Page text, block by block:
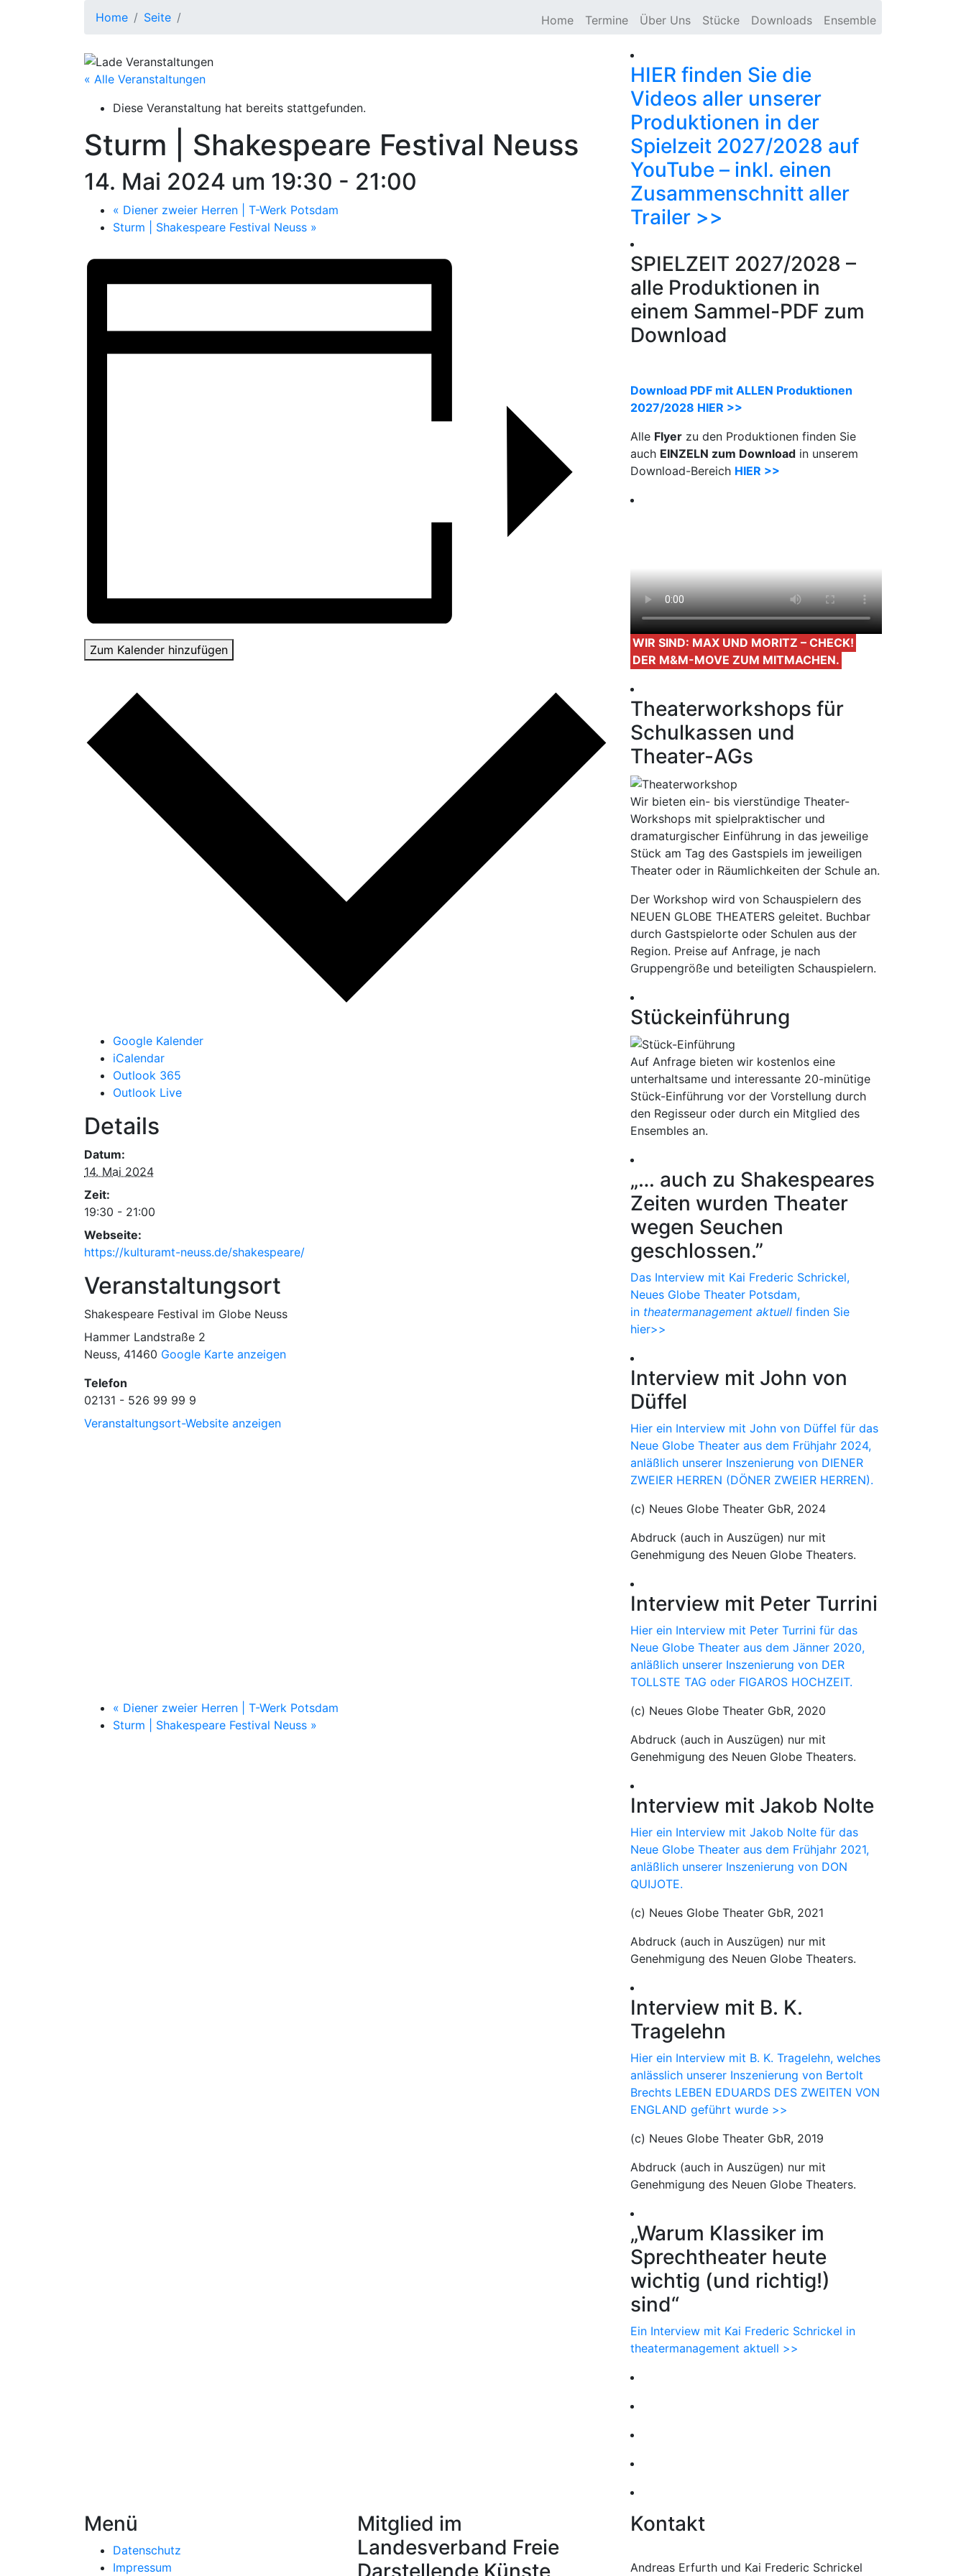
Home Termine Über Uns Stücke Downloads Ensemble
Home Seite
« Alle Veranstaltungen
Diese Veranstaltung hat bereits stattgefunden.
Sturm | Shakespeare Festival Neuss
14. Mai 2024 um 19:30 - 21:00
« Diener zweier Herren | T-Werk Potsdam
Sturm | Shakespeare Festival Neuss »
Zum Kalender hinzufügen
Google Kalender
iCalendar
Outlook 365
Outlook Live
Details
Datum:
14. Mai 2024
Zeit:
19:30 - 21:00
Webseite:
https://kulturamt-neuss.de/shakespeare/
Veranstaltungsort
Shakespeare Festival im Globe Neuss
Hammer Landstraße 2
Neuss, 41460 Google Karte anzeigen
Telefon
02131 - 526 99 99 9
Veranstaltungsort-Website anzeigen
« Diener zweier Herren | T-Werk Potsdam
Sturm | Shakespeare Festival Neuss »
HIER finden Sie die
Videos aller unserer
Produktionen in der
Spielzeit 2027/2028 auf
YouTube – inkl. einen
Zusammenschnitt aller
Trailer >>
SPIELZEIT 2027/2028 –
alle Produktionen in
einem Sammel-PDF zum
Download
Download PDF mit ALLEN Produktionen
2027/2028 HIER >>
Alle Flyer zu den Produktionen finden Sie
auch EINZELN zum Download in unserem
Download-Bereich HIER >>
WIR SIND: MAX UND MORITZ – CHECK!
DER M&M-MOVE ZUM MITMACHEN.
Theaterworkshops für
Schulkassen und
Theater-AGs
Wir bieten ein- bis vierstündige Theater-
Workshops mit spielpraktischer und
dramaturgischer Einführung in das jeweilige
Stück am Tag des Gastspiels im jeweiligen
Theater oder in Räumlichkeiten der Schule an.
Der Workshop wird von Schauspielern des
NEUEN GLOBE THEATERS geleitet. Buchbar
durch Gastspielorte oder Schulen aus der
Region. Preise auf Anfrage, je nach
Gruppengröße und beteiligten Schauspielern.
Stückeinführung
Auf Anfrage bieten wir kostenlos eine
unterhaltsame und interessante 20-minütige
Stück-Einführung vor der Vorstellung durch
den Regisseur oder durch ein Mitglied des
Ensembles an.
„… auch zu Shakespeares
Zeiten wurden Theater
wegen Seuchen
geschlossen.”
Das Interview mit Kai Frederic Schrickel,
Neues Globe Theater Potsdam,
in theatermanagement aktuell finden Sie
hier>>
Interview mit John von
Düffel
Hier ein Interview mit John von Düffel für das
Neue Globe Theater aus dem Frühjahr 2024,
anläßlich unserer Inszenierung von DIENER
ZWEIER HERREN (DÖNER ZWEIER HERREN).
(c) Neues Globe Theater GbR, 2024
Abdruck (auch in Auszügen) nur mit
Genehmigung des Neuen Globe Theaters.
Interview mit Peter Turrini
Hier ein Interview mit Peter Turrini für das
Neue Globe Theater aus dem Jänner 2020,
anläßlich unserer Inszenierung von DER
TOLLSTE TAG oder FIGAROS HOCHZEIT.
(c) Neues Globe Theater GbR, 2020
Abdruck (auch in Auszügen) nur mit
Genehmigung des Neuen Globe Theaters.
Interview mit Jakob Nolte
Hier ein Interview mit Jakob Nolte für das
Neue Globe Theater aus dem Frühjahr 2021,
anläßlich unserer Inszenierung von DON
QUIJOTE.
(c) Neues Globe Theater GbR, 2021
Abdruck (auch in Auszügen) nur mit
Genehmigung des Neuen Globe Theaters.
Interview mit B. K.
Tragelehn
Hier ein Interview mit B. K. Tragelehn, welches
anlässlich unserer Inszenierung von Bertolt
Brechts LEBEN EDUARDS DES ZWEITEN VON
ENGLAND geführt wurde >>
(c) Neues Globe Theater GbR, 2019
Abdruck (auch in Auszügen) nur mit
Genehmigung des Neuen Globe Theaters.
„Warum Klassiker im
Sprechtheater heute
wichtig (und richtig!)
sind“
Ein Interview mit Kai Frederic Schrickel in
theatermanagement aktuell >>
Menü
Datenschutz
Impressum
Mitglied im
Landesverband Freie
Kontakt
Andreas Erfurth und Kai Frederic Schrickel